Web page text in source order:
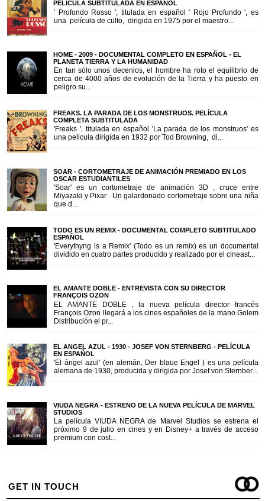
PELÍCULA SUBTITULADA EN ESPAÑOL
' Profondo Rosso ', titulada en español ' Rojo Profundo ', es
una película de culto, dirigida en 1975 por el maestro...
HOME - 2009 - DOCUMENTAL COMPLETO EN ESPAÑOL - EL
PLANETA TIERRA Y LA HUMANIDAD
En tan sólo unos decenios, el hombre ha roto el equilibrio de
cerca de 4000 años de evolución de la Tierra y ha puesto en
peligro su...
FREAKS. LA PARADA DE LOS MONSTRUOS. PELÍCULA
COMPLETA SUBTITULADA
'Freaks ', titulada en español 'La parada de los monstruos' es
una pelicula dirigida en 1932 por Tod Browning, di...
SOAR - CORTOMETRAJE DE ANIMACIÓN PREMIADO EN LOS
OSCAR ESTUDIANTILES
'Soar' es un cortometraje de animación 3D , cruce entre
Miyazaki y Pixar . Un galardonado cortometraje sobre una niña
que d...
TODO ES UN REMIX - DOCUMENTAL COMPLETO SUBTITULADO
ESPAÑOL
'Everythyng is a Remix' (Todo es un remix) es un documental
dividido en cuatro partes producido y realizado por el cineast...
EL AMANTE DOBLE - ENTREVISTA CON SU DIRECTOR
FRANÇOIS OZON
EL AMANTE DOBLE , la nueva película director francés
François Ozon llegará a los cines españoles de la mano Golem
Distribución el pr...
EL ANGEL AZUL - 1930 - JOSEF VON STERNBERG - PELÍCULA
EN ESPAÑOL
'El ángel azul' (en alemán, Der blaue Engel ) es una película
alemana de 1930, producida y dirigida por Josef von Sternber...
VIUDA NEGRA - ESTRENO DE LA NUEVA PELÍCULA DE MARVEL
STUDIOS
La película VIUDA NEGRA de Marvel Studios se estrena el
próximo 9 de julio en cines y en Disney+ a través de acceso
premium con cost...
GET IN TOUCH